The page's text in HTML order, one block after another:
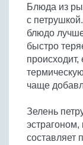
Блюда из
с
блюдо
быстро
чаще
Зелень
составляет